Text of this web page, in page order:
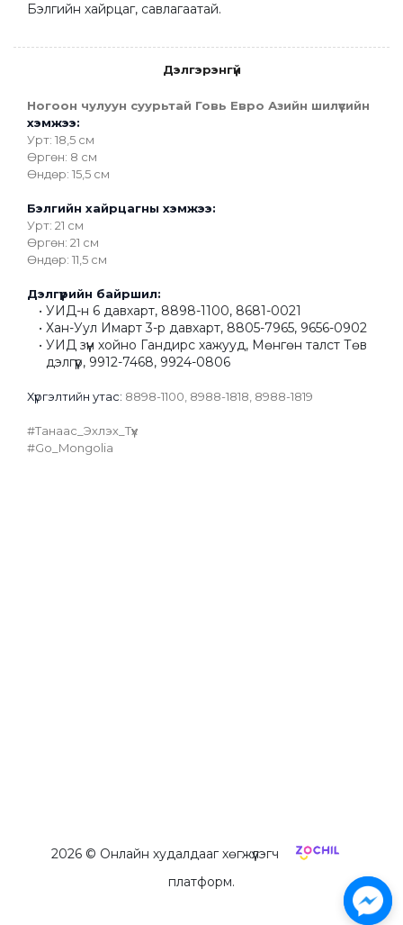
Бэлгийн хайрцаг, савлагаатай.
Дэлгэрэнгүй
хэмжээ:
Урт: 18,5 см
Өргөн: 8 см
Өндөр: 15,5 см
Бэлгийн хайрцагны хэмжээ:
Урт: 21 см
Өргөн: 21 см
Өндөр: 11,5 см
Дэлгүүрийн байршил:
УИД-н 6 давхарт, 8898-1100, 8681-0021
Хан-Уул Имарт 3-р давхарт, 8805-7965, 9656-0902
УИД зүүн хойно Гандирс хажууд, Мөнгөн талст Төв
дэлгүүр, 9912-7468, 9924-0806
﻿Хүргэлтийн утас: 8898-1100, 8988-1818, 8988-1819
#Танаас_Эхлэх_Түүх
#Go_Mongolia
2026© Онлайн худалдааг хөгжүүлэгч
платформ.